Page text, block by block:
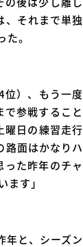
、それまで単独
。
位）、もう一度
参戦すること
曜日の練習走行
路面はかなりハ
た昨年のチャ
す」
年と、シーズン